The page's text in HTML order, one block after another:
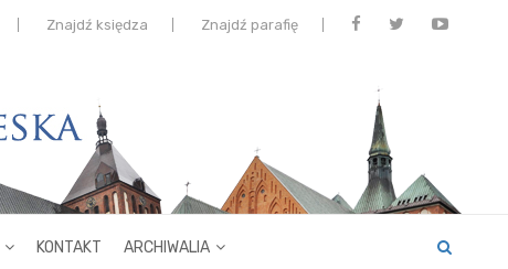
Znajdź księdza Znajdź parafię
KONTAKT ARCHIWALIA